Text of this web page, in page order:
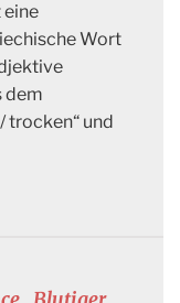
eine
Wort
dem
trocken“ und